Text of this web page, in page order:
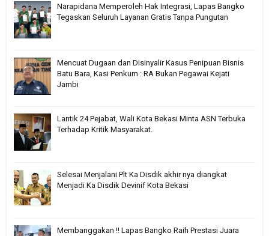
Narapidana Memperoleh Hak Integrasi, Lapas Bangko
Tegaskan Seluruh Layanan Gratis Tanpa Pungutan
Mencuat Dugaan dan Disinyalir Kasus Penipuan Bisnis
Batu Bara, Kasi Penkum : RA Bukan Pegawai Kejati
Jambi
Lantik 24 Pejabat, Wali Kota Bekasi Minta ASN Terbuka
Terhadap Kritik Masyarakat.
Selesai Menjalani Plt Ka Disdik akhir nya diangkat
Menjadi Ka Disdik Devinif Kota Bekasi
Membanggakan !! Lapas Bangko Raih Prestasi Juara